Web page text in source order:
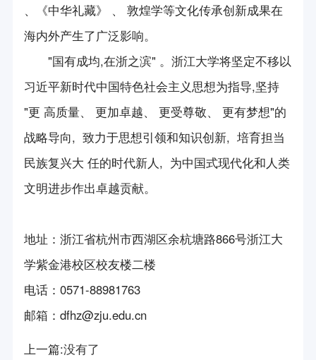
、《中华礼藏》 、 敦煌学等文化传承创新成果在
海内外产生了广泛影响。
"国有成均,在浙之滨" 。浙江大学将坚定不移以
习近平新时代中国特色社会主义思想为指导,坚持
"更 高质量、 更加卓越、 更受尊敬、 更有梦想"的
战略导向, 致力于思想引领和知识创新, 培育担当
民族复兴大 任的时代新人, 为中国式现代化和人类
文明进步作出卓越贡献。
地址：浙江省杭州市西湖区余杭塘路866号浙江大
学紫金港校区校友楼二楼
电话 ：0571-88981763
邮箱 ：dfhz@zju.edu.cn
上一篇:没有了